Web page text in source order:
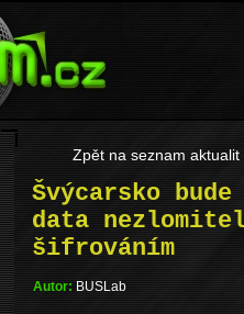
Zpět na seznam aktualit
Švýcarsko
data
šifrováním
Autor: BUSLab